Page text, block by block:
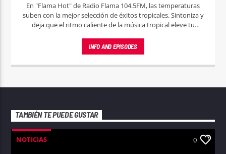
En "Flama Hot" de Radio Flama 104.5FM, las temperaturas
suben con la mejor selección de éxitos tropicales. Sintoniza y
deja que el ritmo caliente de la música tropical eleve tu
INFO AND EPISODES
TAMBIÉN TE PUEDE GUSTAR
NOTICIAS 0